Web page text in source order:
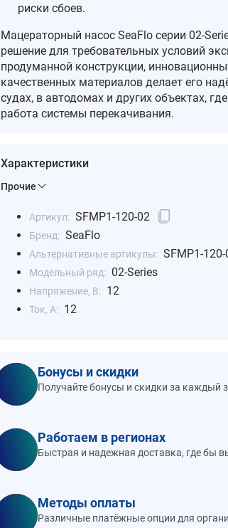
риски сбоев.
Мацераторный насос SeaFlo серии
решение для требовательных условий
продуманной конструкции,
качественных материалов делает его
судах, в автодомах и других объектах,
работа системы перекачивания.
Характеристики
Прочие
Артикул: SFMP1-120-02
Бренд: SeaFlo
Альтернативные артикулы: SFMP1-
Модельный ряд: 02-Series
Напряжение, В: 12
Ток, А: 12
Бонусы и скидки
Получайте бонусы и скидки за каждый
Работаем в регионах
Быстрая и надежная доставка, где бы
Методы оплаты
Различные платёжные опции для